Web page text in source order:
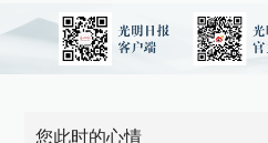
您此时的心情